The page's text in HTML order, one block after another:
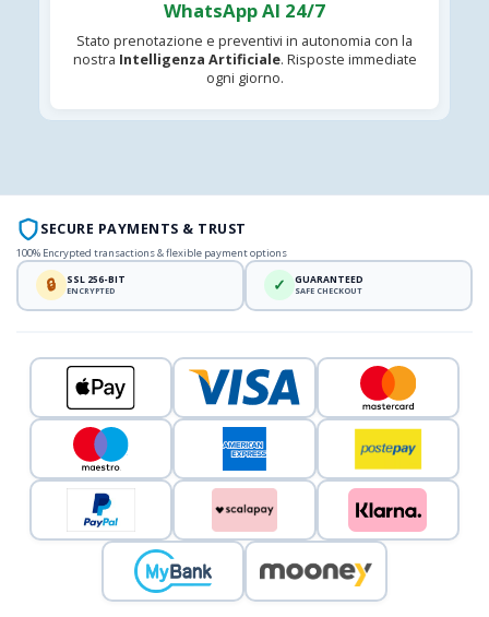
WhatsApp AI 24/7
Stato prenotazione e preventivi in autonomia con la
nostra Intelligenza Artificiale. Risposte immediate
ogni giorno.
SECURE PAYMENTS & TRUST
100% Encrypted transactions & flexible payment options
🔒 SSL 256-BIT
ENCRYPTED ✓ GUARANTEED
SAFE CHECKOUT